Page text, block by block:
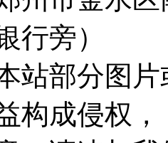
行旁）
站部分图
构成侵权，